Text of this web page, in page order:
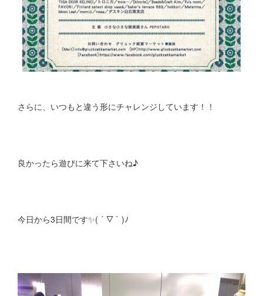
さらに、いつもと違う形にチャレンジしています！！
良かったら遊びに来て下さいね♪
今日から3日間です✨( ´ ▽ ` )ﾉ